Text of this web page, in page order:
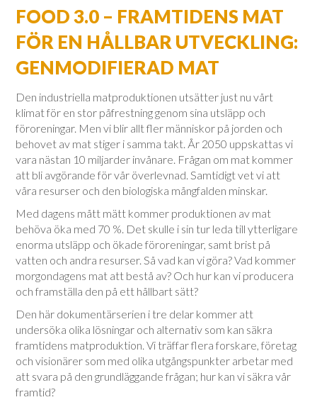
FOOD 3.0 – FRAMTIDENS MAT
FÖR EN HÅLLBAR UTVECKLING:
GENMODIFIERAD MAT
Den industriella matproduktionen utsätter just nu vårt
klimat för en stor påfrestning genom sina utsläpp och
föroreningar. Men vi blir allt fler människor på jorden och
behovet av mat stiger i samma takt. År 2050 uppskattas vi
vara nästan 10 miljarder invånare. Frågan om mat kommer
att bli avgörande för vår överlevnad. Samtidigt vet vi att
våra resurser och den biologiska mångfalden minskar.
Med dagens mått mätt kommer produktionen av mat
behöva öka med 70 %. Det skulle i sin tur leda till ytterligare
enorma utsläpp och ökade föroreningar, samt brist på
vatten och andra resurser. Så vad kan vi göra? Vad kommer
morgondagens mat att bestå av? Och hur kan vi producera
och framställa den på ett hållbart sätt?
Den här dokumentärserien i tre delar kommer att
undersöka olika lösningar och alternativ som kan säkra
framtidens matproduktion. Vi träffar flera forskare, företag
och visionärer som med olika utgångspunkter arbetar med
att svara på den grundläggande frågan; hur kan vi säkra vår
framtid?